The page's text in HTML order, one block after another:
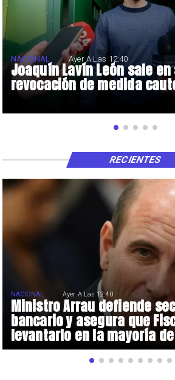
Joaquín Lavín León sale
revocación de medida
NACIONAL Ayer A Las 12:40
Ministro Arrau defiende
bancario y asegura que
levantarlo en la mayoría
NACIONAL Ayer A Las 12:40
RECIENTES